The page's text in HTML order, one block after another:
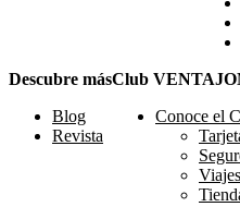
Descubre más
Blog
Revista
Club
Conoce el
Viajes